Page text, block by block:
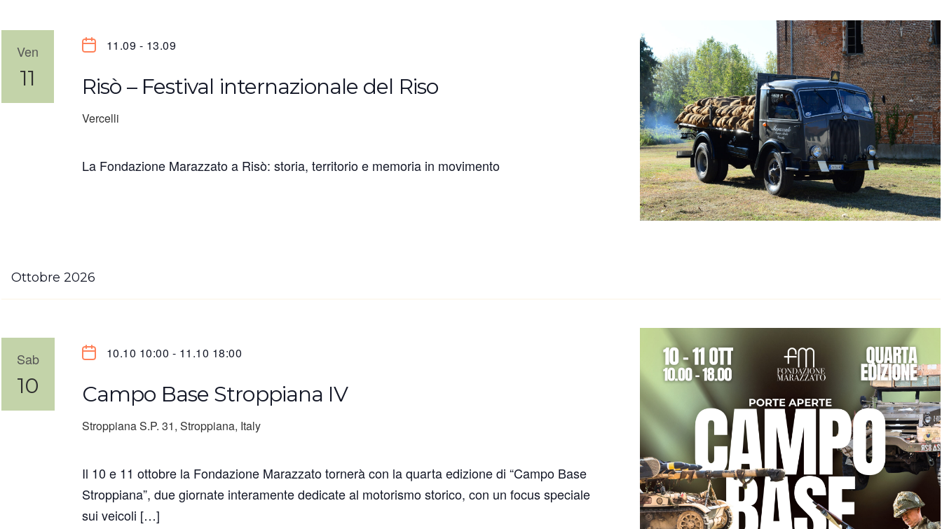
Ven
11
11.09 - 13.09
Risò – Festival internazionale del Riso
Vercelli
La Fondazione Marazzato a Risò: storia, territorio e memoria in movimento
Ottobre 2026
Sab
10
10.10 10:00 - 11.10 18:00
Campo Base Stroppiana IV
StroppianaS.P. 31, Stroppiana, Italy
Il 10 e 11 ottobre la Fondazione Marazzato tornerà con la quarta edizione di “Campo Base
Stroppiana”, due giornate interamente dedicate al motorismo storico, con un focus speciale
sui veicoli […]